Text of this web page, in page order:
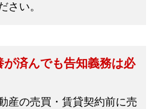
さい。
が済んでも告知義務は必
産の売買・賃貸契約前に売